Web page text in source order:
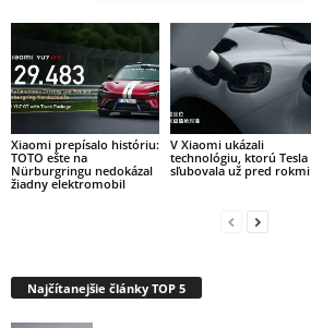
Xiaomi prepísalo históriu:
TOTO ešte na
Nürburgringu nedokázal
žiadny elektromobil
V Xiaomi ukázali
technológiu, ktorú Tesla
sľubovala už pred rokmi
Najčítanejšie články TOP 5